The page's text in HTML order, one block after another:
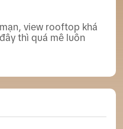
view rooftop khá
thì quá mê luôn